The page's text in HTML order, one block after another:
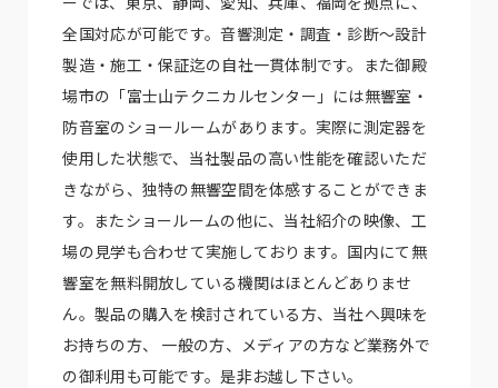
全国対応が可能です。音響測定・調査・診断～設計
製造・施工・保証迄の自社一貫体制です。また御殿
場市の「富士山テクニカルセンター」には無響室・
防音室のショールームがあります。実際に測定器を
使用した状態で、当社製品の高い性能を確認いただ
きながら、独特の無響空間を体感することができま
す。またショールームの他に、当社紹介の映像、工
場の見学も合わせて実施しております。国内にて無
響室を無料開放している機関はほとんどありませ
ん。製品の購入を検討されている方、当社へ興味を
お持ちの方、 一般の方、メディアの方など業務外で
の御利用も可能です。是非お越し下さい。